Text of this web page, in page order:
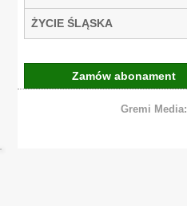
ŻYCIE ŚLĄSKA
Zamów abonament
Gremi Media: